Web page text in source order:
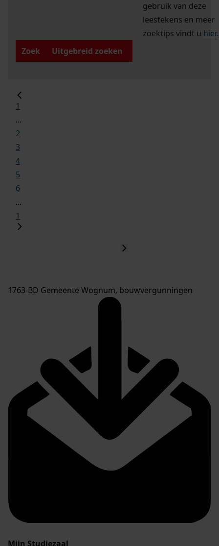
gebruik van deze
leestekens en meer
zoektips vindt u hier.
Zoek
Uitgebreid zoeken
1
...
2
3
4
5
6
...
1
1763-BD Gemeente Wognum, bouwvergunningen
Mijn Studiezaal